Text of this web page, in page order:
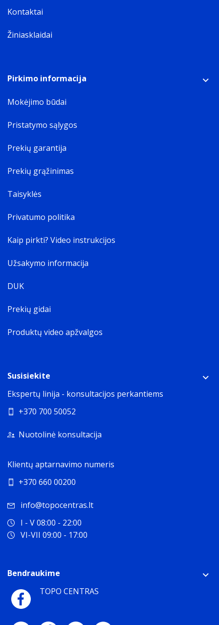
Kontaktai
Žiniasklaidai
Pirkimo informacija
Mokėjimo būdai
Pristatymo sąlygos
Prekių garantija
Prekių grąžinimas
Taisyklės
Privatumo politika
Kaip pirkti? Video instrukcijos
Užsakymo informacija
DUK
Prekių gidai
Produktų video apžvalgos
Susisiekite
Ekspertų linija - konsultacijos perkantiems
+370 700 50052
Nuotolinė konsultacija
Klientų aptarnavimo numeris
+370 660 00200
info@topocentras.lt
I - V 08:00 - 22:00
VI-VII 09:00 - 17:00
Bendraukime
TOPO CENTRAS